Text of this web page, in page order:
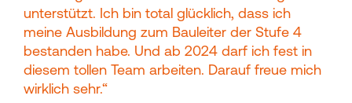
unterstützt. Ich bin total glücklich, dass ich
meine Ausbildung zum Bauleiter der Stufe 4
bestanden habe. Und ab 2024 darf ich fest in
diesem tollen Team arbeiten. Darauf freue mich
wirklich sehr.“